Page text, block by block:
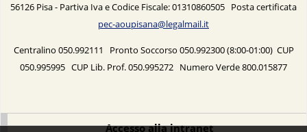
56126 Pisa - Partiva Iva e Codice Fiscale: 01310860505 Posta certificata
pec-aoupisana@legalmail.it
Centralino 050.992111 Pronto Soccorso 050.992300 (8:00-01:00) CUP
050.995995 CUP Lib. Prof. 050.995272 Numero Verde 800.015877
Accesso alla intranet